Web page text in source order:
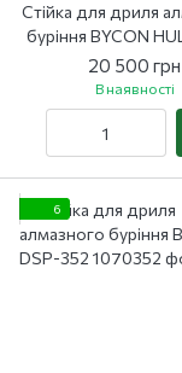
Стійка для дриля
буріння BYCON
20 500 грн
В наявності
6